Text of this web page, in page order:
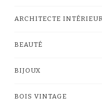
ARCHITECTE
BEAUTÉ
BIJOUX
BOIS VINTAGE